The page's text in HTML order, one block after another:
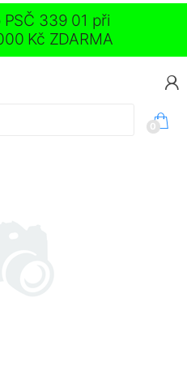
PSČ 339 01 při
Kč ZDARMA
0